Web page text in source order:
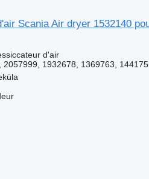
Scania Air dryer 1532140
d'air
1932678, 1369763,